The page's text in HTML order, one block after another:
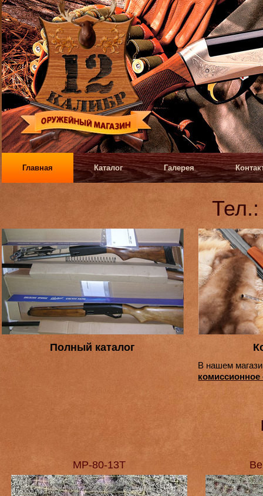
Главная Каталог Галерея
Полный каталог
В нашем
комиссионное
МР-80-13Т